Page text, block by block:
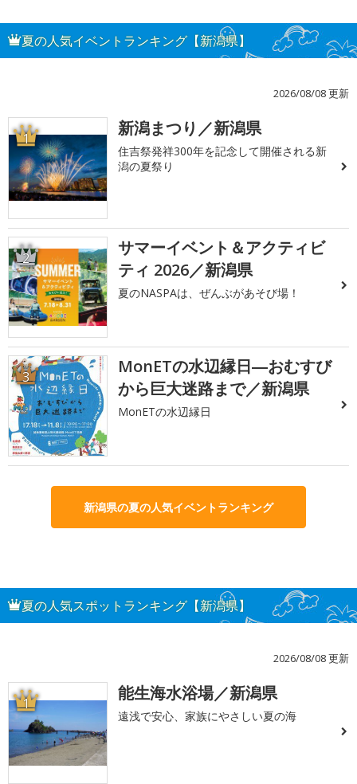
夏の人気イベントランキング【新潟県】
2026/08/08 更新
1 新潟まつり／新潟県
住吉祭発祥300年を記念して開催される新
潟の夏祭り
2
サマーイベント＆アクティビ
ティ 2026／新潟県
夏のNASPAは、ぜんぶがあそび場！
3
MonETの水辺縁日―おむすび
から巨大迷路まで／新潟県
MonETの水辺縁日
新潟県の夏の人気イベントランキング
夏の人気スポットランキング【新潟県】
2026/08/08 更新
1 能生海水浴場／新潟県
遠浅で安心、家族にやさしい夏の海